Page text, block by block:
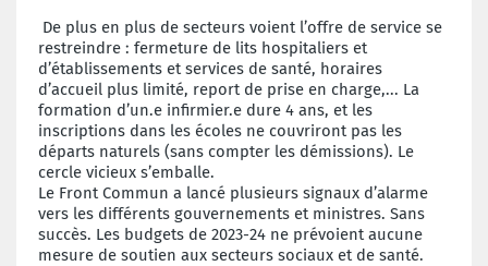
De plus en plus de secteurs voient l’offre de service se
restreindre : fermeture de lits hospitaliers et
d’établissements et services de santé, horaires
d’accueil plus limité, report de prise en charge,... La
formation d’un.e infirmier.e dure 4 ans, et les
inscriptions dans les écoles ne couvriront pas les
départs naturels (sans compter les démissions). Le
cercle vicieux s’emballe.
Le Front Commun a lancé plusieurs signaux d’alarme
vers les différents gouvernements et ministres. Sans
succès. Les budgets de 2023-24 ne prévoient aucune
mesure de soutien aux secteurs sociaux et de santé.